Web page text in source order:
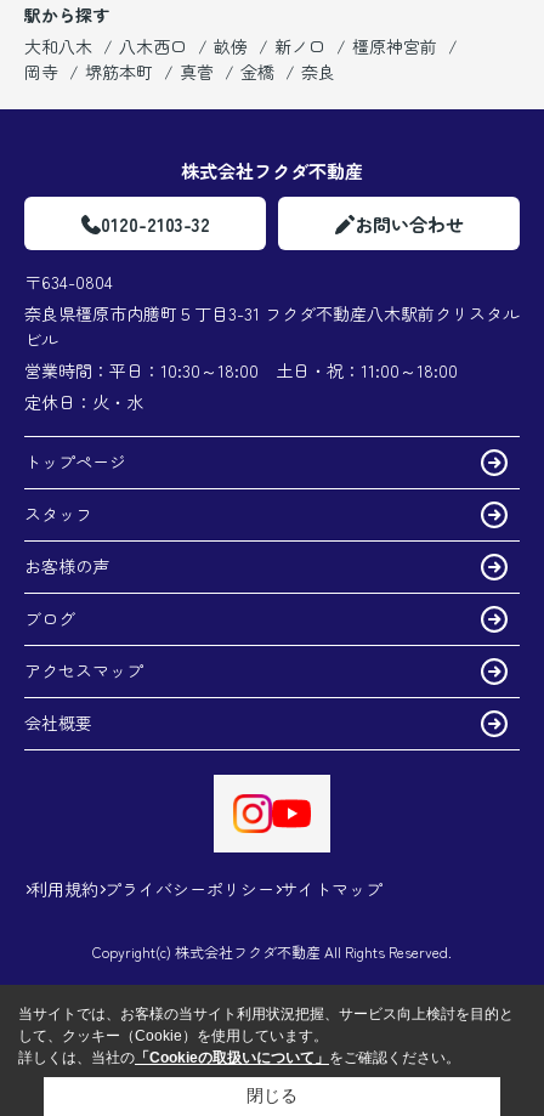
駅から探す
大和八木
八木西口 畝傍 新ノ口
橿原神宮前
岡寺
堺筋本町 真菅 金橋 奈良
株式会社フクダ不動産
0120-2103-32 お問い合わせ
〒634-0804
奈良県橿原市内膳町５丁目3-31 フクダ不動産八木駅前クリスタル
ビル
営業時間： 平日：10:30～18:00 土日・祝：11:00～18:00
定休日： 火・水
トップページ
スタッフ
お客様の声
ブログ
アクセスマップ
会社概要
利用規約 プライバシーポリシー サイトマップ
Copyright(c) 株式会社フクダ不動産 All Rights Reserved.
当サイトでは、お客様の当サイト利用状況把握、サービス向上検討を目的と
して、クッキー（Cookie）を使用しています。
詳しくは、当社の 「Cookieの取扱いについて」 をご確認ください。
閉じる